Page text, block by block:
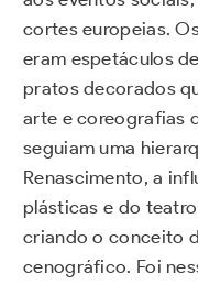
cortes europeias.
eram espetáculos
pratos decorados
arte e coreografias
seguiam uma
Renascimento, a
plásticas e do
criando o conceito
cenográfico. Foi